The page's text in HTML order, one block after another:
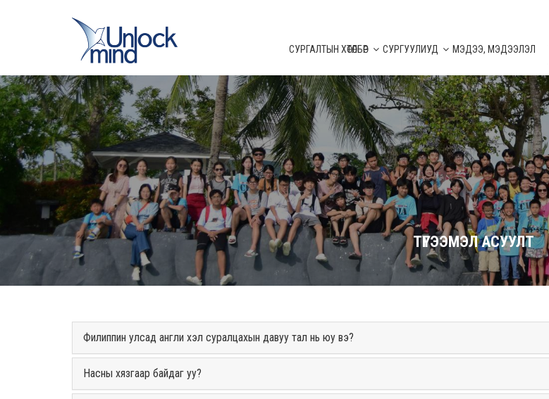
СУРГАЛТЫН ХӨТӨЛБӨР СУРГУУЛИУД МЭДЭЭ, МЭДЭЭЛЭЛ
ТҮГЭЭМЭЛ АСУУЛТ
Филиппин улсад англи хэл суралцахын давуу тал нь юу вэ?
Насны хязгаар байдаг уу?